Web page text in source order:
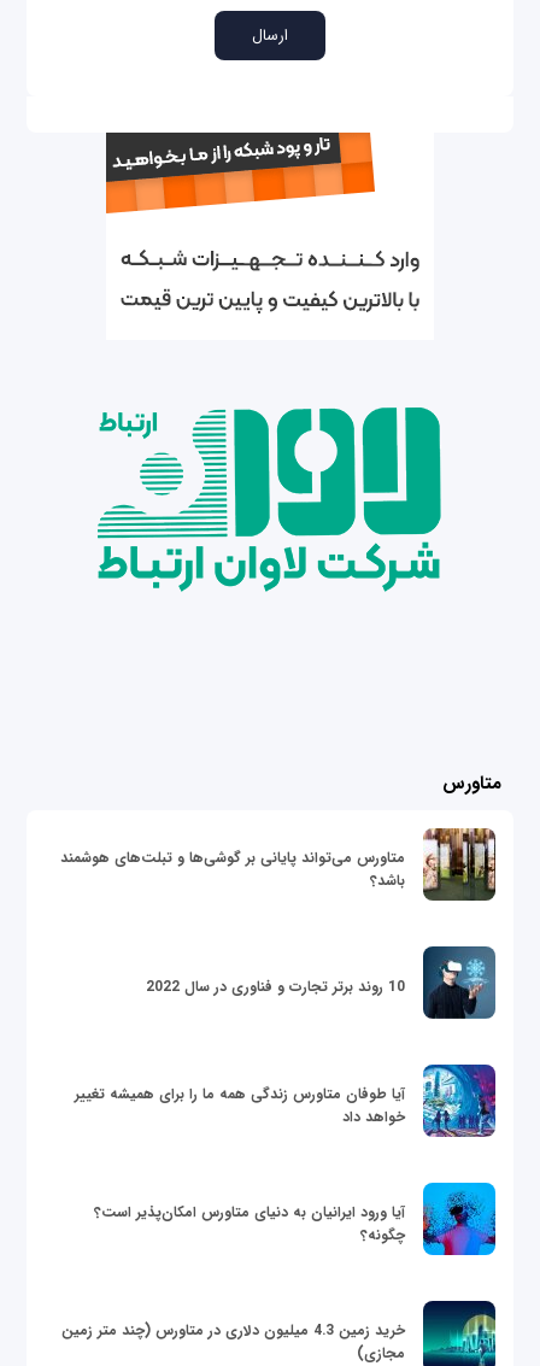
متاورس
متاورس می‌تواند پایانی بر گوشی‌ها و تبلت‌های هوشمند
باشد؟
10 روند برتر تجارت و فناوری در سال 2022
آیا طوفان متاورس زندگی همه ما را برای همیشه تغییر
خواهد داد
آیا ورود ایرانیان به دنیای متاورس امکان‌پذیر است؟
چگونه؟
خرید زمین 4.3 میلیون دلاری در متاورس (چند متر زمین
مجازی)